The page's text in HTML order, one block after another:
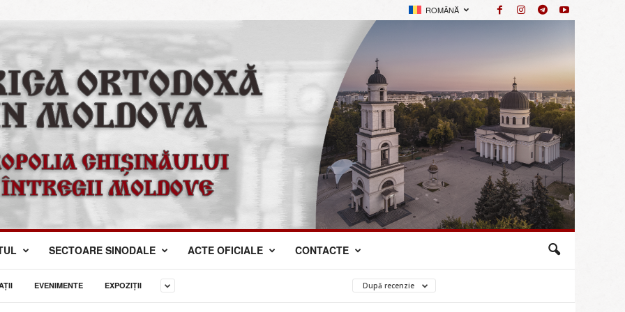
ROMÂNĂ
SECTOARE SINODALE ACTE OFICIALE CONTACTE
EVENIMENTE EXPOZIȚII După recenzie